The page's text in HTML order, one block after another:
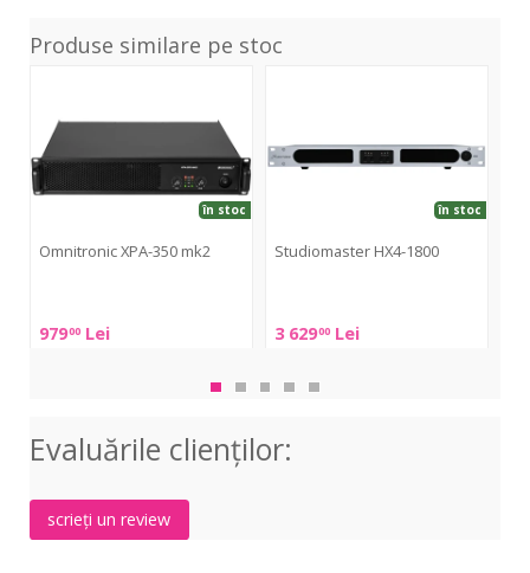
Produse similare pe stoc
mk2
Omnitronic XPA-350 mk2
97900 Lei
în stoc
XPA-
Studiomaster HX4-1800
3 62900 Lei
în stoc
HX4-
Evaluările clienţilor:
scrieți un review